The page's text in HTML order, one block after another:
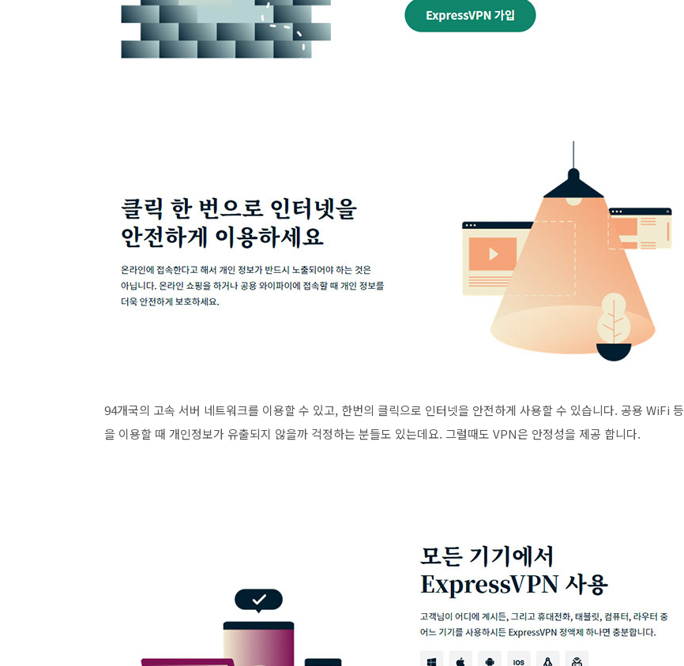
94개국의 고속 서버 네트워크를 이용할 수 있고, 한번의 클릭으로 인터넷을 안전하게 사용할 수 있습니다. 공용 WiFi 등
을 이용할 때 개인정보가 유출되지 않을까 걱정하는 분들도 있는데요. 그럴때도 VPN은 안정성을 제공 합니다.